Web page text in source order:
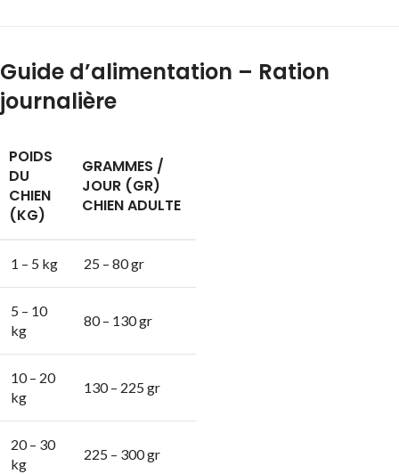
Guide d’alimentation – Ration
journalière
POIDS
DU
CHIEN
(KG)
GRAMMES /
JOUR (GR)
CHIEN ADULTE
1 – 5 kg 25 – 80 gr
5 – 10
kg
80 – 130 gr
10 – 20
kg
130 – 225 gr
20 – 30
kg
225 – 300 gr